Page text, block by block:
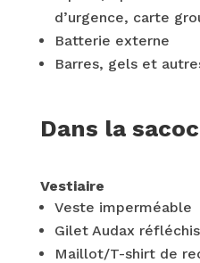
d’urgence, carte
Batterie externe
Barres, gels et
Dans la
Vestiaire
Veste imperméable
Gilet Audax
Maillot/T-shirt de